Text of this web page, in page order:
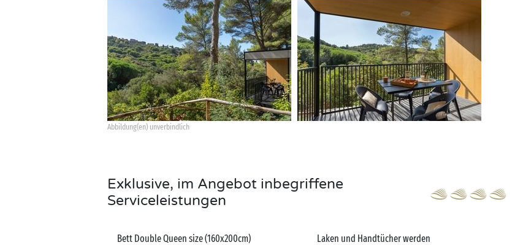
Abbildung(en) unverbindlich
Exklusive, im Angebot inbegriffene
Serviceleistungen
Bett Double Queen size (160x200cm) Laken und Handtücher werden